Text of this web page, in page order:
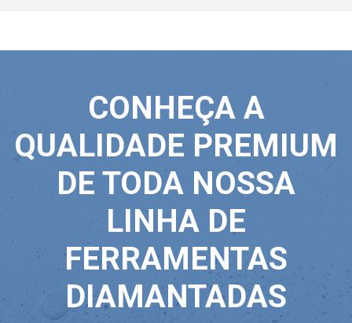
CONHEÇA A
QUALIDADE PREMIUM
DE TODA NOSSA
LINHA DE
FERRAMENTAS
DIAMANTADAS